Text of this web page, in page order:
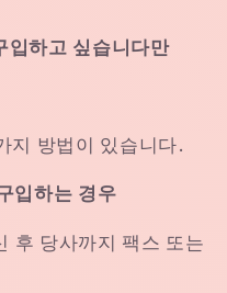
입하고 싶습니다만
지 방법이 있습니다.
입하는 경우
후 당사까지 팩스 또는